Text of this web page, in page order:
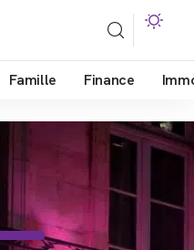
Famille Finance